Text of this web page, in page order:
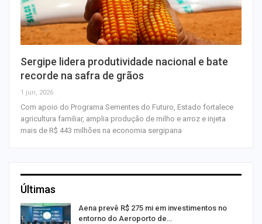
Sergipe lidera produtividade nacional e bate
recorde na safra de grãos
1 jun, 2026
Com apoio do Programa Sementes do Futuro, Estado fortalece
agricultura familiar, amplia produção de milho e arroz e injeta
mais de R$ 443 milhões na economia sergipana
Últimas
Aena prevê R$ 275 mi em investimentos no
entorno do Aeroporto de…